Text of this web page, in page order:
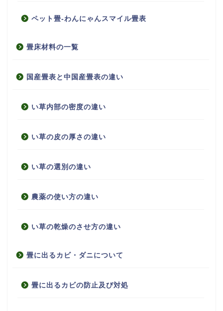
ペット畳-わんにゃんスマイル畳表
畳床材料の一覧
国産畳表と中国産畳表の違い
い草内部の密度の違い
い草の皮の厚さの違い
い草の選別の違い
農薬の使い方の違い
い草の乾燥のさせ方の違い
畳に出るカビ・ダニについて
畳に出るカビの防止及び対処